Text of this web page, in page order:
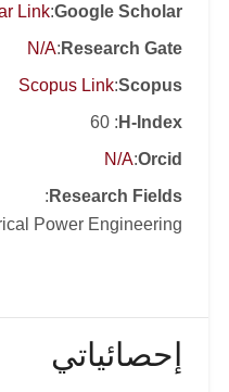
Google Scholar
:
Link
Research Gate
:
N/A
Scopus
:
Scopus Link
H-Index
: 60
Orcid
:
N/A
Research Fields
:
Power Engineering
إحصائياتي